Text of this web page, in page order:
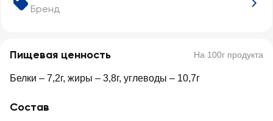
Бренд
Пищевая ценность На 100г продукта
Белки – 7,2г, жиры – 3,8г, углеводы – 10,7г
Состав